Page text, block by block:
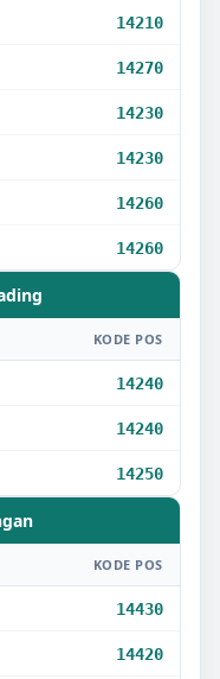
14210
14270
14230
14230
14260
14260
KODE POS
14240
14240
14250
KODE POS
14430
14420